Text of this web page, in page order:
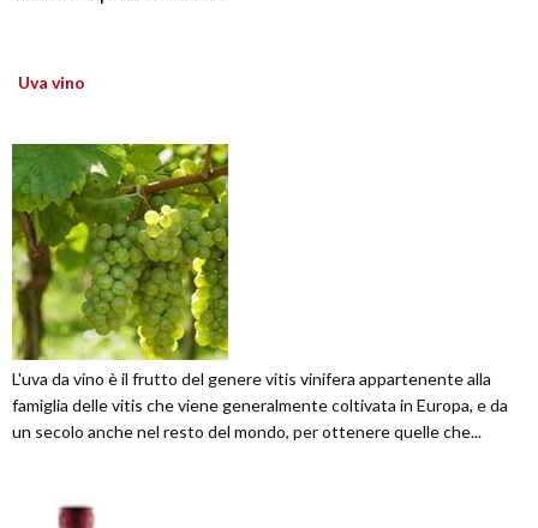
Uva vino
L'uva da vino è il frutto del genere vitis vinifera appartenente alla
famiglia delle vitis che viene generalmente coltivata in Europa, e da
un secolo anche nel resto del mondo, per ottenere quelle che...